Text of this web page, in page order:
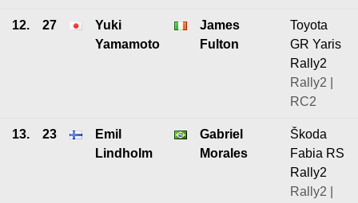
12. 27
Yuki
Yamamoto
James
Fulton
Toyota
GR Yaris
Rally2
Rally2 |
RC2
13. 23
Emil
Lindholm
Gabriel
Morales
Škoda
Fabia RS
Rally2
Rally2 |